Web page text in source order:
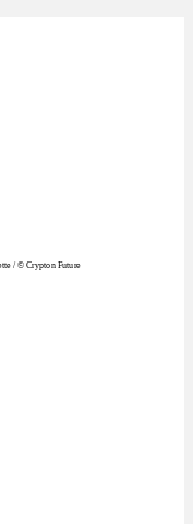
/ © Crypton Future